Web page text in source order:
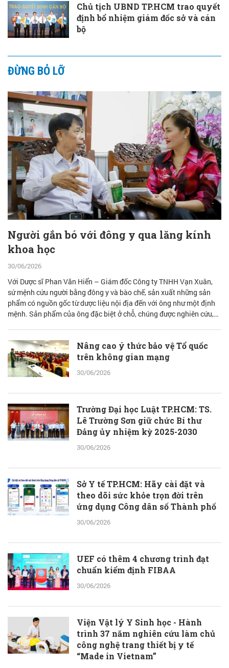
Chủ tịch UBND TP.HCM trao quyết
định bổ nhiệm giám đốc sở và cán
bộ
ĐỪNG BỎ LỠ
Người gắn bó với đông y qua lăng kính
khoa học
30/06/2026
Với Dược sĩ Phan Văn Hiển – Giám đốc Công ty TNHH Vạn Xuân,
sứ mệnh cứu người bằng đông y và bào chế, sản xuất những sản
phẩm có nguồn gốc từ dược liệu nội địa đến với ông như một định
mệnh. Sản phẩm của ông đặc biệt ở chỗ, chúng được nghiên cứu,
Nâng cao ý thức bảo vệ Tổ quốc
trên không gian mạng
30/06/2026
Trường Đại học Luật TP.HCM: TS.
Lê Trường Sơn giữ chức Bí thư
Đảng ủy nhiệm kỳ 2025-2030
30/06/2026
Sở Y tế TP.HCM: Hãy cài đặt và
theo dõi sức khỏe trọn đời trên
ứng dụng Công dân số Thành phố
30/06/2026
UEF có thêm 4 chương trình đạt
chuẩn kiểm định FIBAA
30/06/2026
Viện Vật lý Y Sinh học - Hành
trình 37 năm nghiên cứu làm chủ
công nghệ trang thiết bị y tế
“Made in Vietnam”